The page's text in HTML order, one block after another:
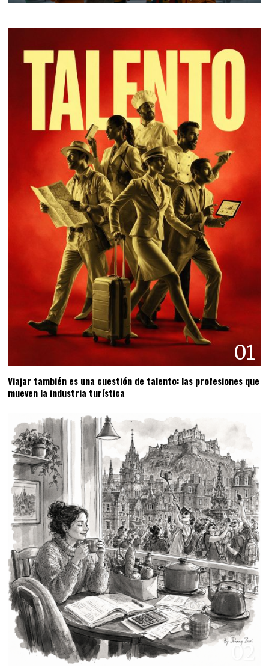
01
Viajar también es una cuestión de talento: las profesiones que
mueven la industria turística
02